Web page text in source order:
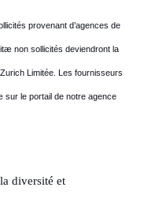
provenant d’agences de
non sollicités deviendront la
Limitée. Les fournisseurs
le portail de notre agence
diversité et